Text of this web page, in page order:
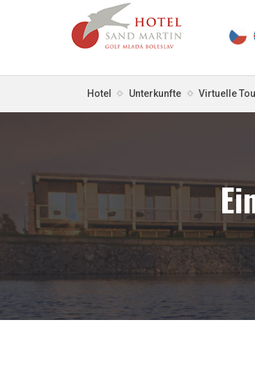
Hotel Unterkunfte Virtuelle